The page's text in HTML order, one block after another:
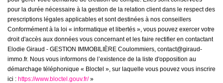
pour la durée nécessaire à la gestion de la relation client dans le respect des
prescriptions légales applicables et sont destinées à nos conseillers
Conformément à la loi « informatique et libertés », vous pouvez exercer votre
droit d'accès aux données vous concernant et les faire rectifier en contactant
Elodie Giraud - GESTION IMMOBILIÈRE Coulommiers, contact@giraud-
immo.fr. Nous vous informons de l’existence de la liste d'opposition au
démarchage téléphonique « Bloctel », sur laquelle vous pouvez vous inscrire
ici : https://www.bloctel.gouv.fr/»